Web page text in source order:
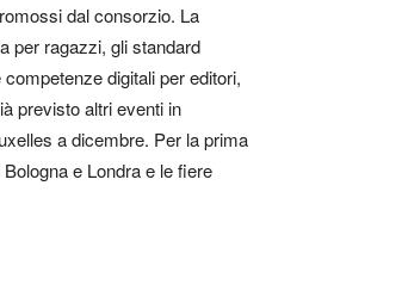
dal consorzio. La
per ragazzi, gli standard
digitali per editori,
previsto altri eventi in
a dicembre. Per la prima
e Londra e le fiere